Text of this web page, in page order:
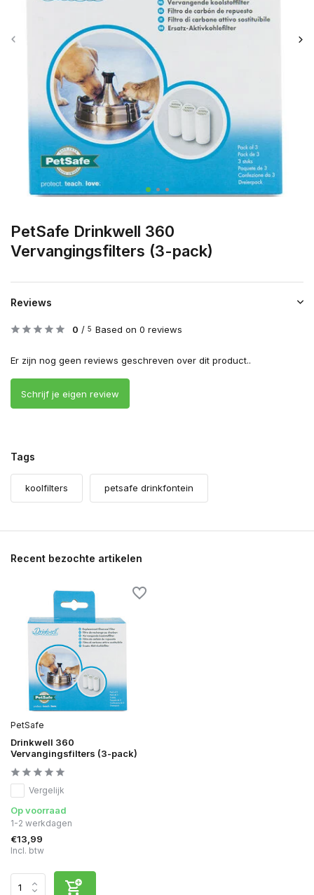
PetSafe Drinkwell 360
Vervangingsfilters (3-pack)
Reviews
0 / 5 Based on 0 reviews
Er zijn nog geen reviews geschreven over dit product..
Schrijf je eigen review
Tags
koolfilters petsafe drinkfontein
Recent bezochte artikelen
PetSafe
Drinkwell 360
Vervangingsfilters (3-pack)
Vergelijk
Op voorraad
1-2 werkdagen
€13,99
Incl. btw